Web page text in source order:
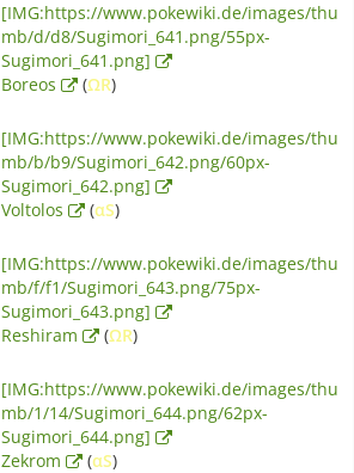
[IMG:https://www.pokewiki.de/images/thu
mb/d/d8/Sugimori_641.png/55px-
Sugimori_641.png]
Boreos
(ΩR)
[IMG:https://www.pokewiki.de/images/thu
mb/b/b9/Sugimori_642.png/60px-
Sugimori_642.png]
Voltolos
(αS)
[IMG:https://www.pokewiki.de/images/thu
mb/f/f1/Sugimori_643.png/75px-
Sugimori_643.png]
Reshiram
(ΩR)
[IMG:https://www.pokewiki.de/images/thu
mb/1/14/Sugimori_644.png/62px-
Sugimori_644.png]
Zekrom
(αS)